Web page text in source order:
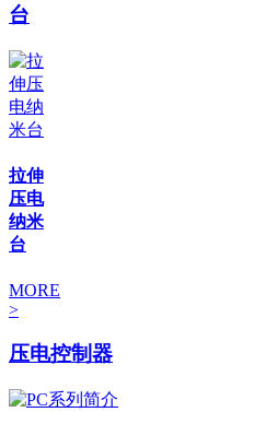
台
拉伸
压电
纳米
台
MORE
>
压电控制器